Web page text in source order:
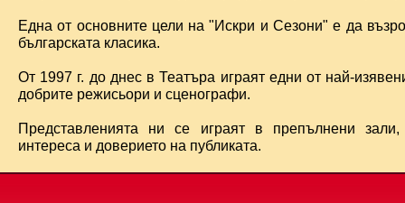
Една от основните цели на "Искри и Сезони" е да
българската класика.
От 1997 г. до днес в Театъра играят едни от най-
добрите режисьори и сценографи.
Представленията ни се играят в препълнени
интереса и доверието на публиката.